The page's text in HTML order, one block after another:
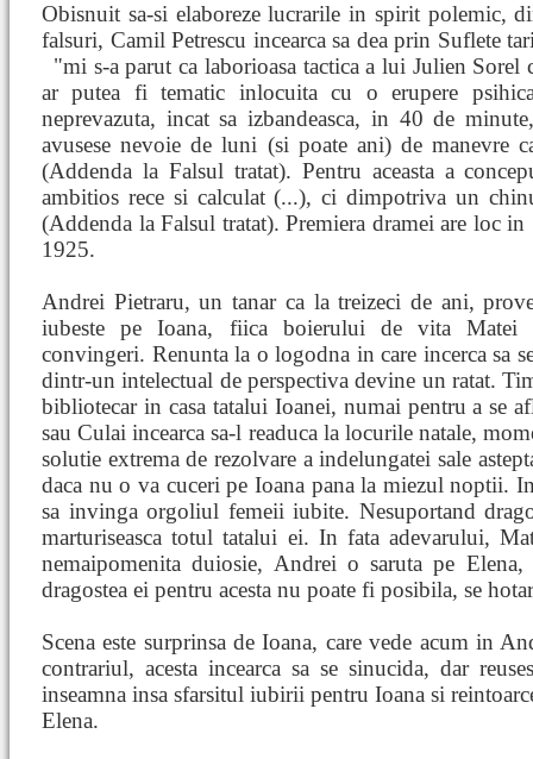
Obisnuit sa-si elaboreze lucrarile in spirit polemic,
falsuri, Camil Petrescu incearca sa dea prin Suflete
"mi s-a parut ca laborioasa tactica a lui Julien Sorel
ar putea fi tematic inlocuita cu o erupere
neprevazuta, incat sa izbandeasca, in 40 de
avusese nevoie de luni (si poate ani) de manevre
(Addenda la Falsul tratat). Pentru aceasta a
ambitios rece si calculat (...), ci dimpotriva un
(Addenda la Falsul tratat). Premiera dramei are loc
1925.
Andrei Pietraru, un tanar ca la treizeci de ani,
iubeste pe Ioana, fiica boierului de vita Matei
convingeri. Renunta la o logodna in care incerca sa
dintr-un intelectual de perspectiva devine un ratat.
bibliotecar in casa tatalui Ioanei, numai pentru a se
sau Culai incearca sa-l readuca la locurile natale,
solutie extrema de rezolvare a indelungatei sale
daca nu o va cuceri pe Ioana pana la miezul noptii.
sa invinga orgoliul femeii iubite. Nesuportand
marturiseasca totul tatalui ei. In fata adevarului,
nemaipomenita duiosie, Andrei o saruta pe
dragostea ei pentru acesta nu poate fi posibila, se
Scena este surprinsa de Ioana, care vede acum in
contrariul, acesta incearca sa se sinucida, dar
inseamna insa sfarsitul iubirii pentru Ioana si
Elena.